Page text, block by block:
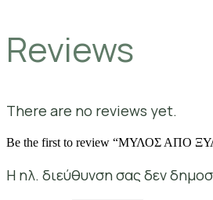
Reviews
There are no reviews yet.
Be the first to review “ΜΥΛΟΣ ΑΠΟ
Η ηλ. διεύθυνση σας δεν